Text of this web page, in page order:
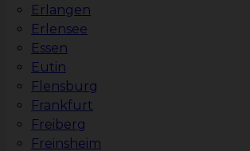
Erlangen
Erlensee
Essen
Eutin
Flensburg
Frankfurt
Freiberg
Freinsheim